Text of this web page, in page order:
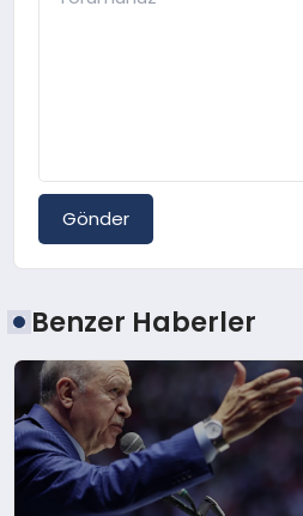
Gönder
Benzer Haberler